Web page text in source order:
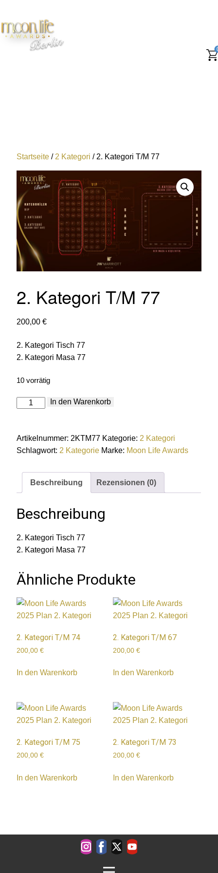
Startseite / 2 Kategori / 2. Kategori T/M 77
2. Kategori T/M 77
200,00€
2. Kategori Tisch 77
2. Kategori Masa 77
10 vorrätig
Kategori
Menge
In den Warenkorb
Artikelnummer: 2KTM77 Kategorie: 2 Kategori
Schlagwort: 2 Kategorie Marke: Moon Life Awards
Beschreibung Rezensionen (0)
Beschreibung
2. Kategori Tisch 77
2. Kategori Masa 77
Ähnliche Produkte
2. Kategori T/M 74
200,00€
In den Warenkorb
2. Kategori T/M 67
200,00 €
In den Warenkorb
2. Kategori T/M 75
200,00€
In den Warenkorb
2. Kategori T/M 73
200,00 €
In den Warenkorb